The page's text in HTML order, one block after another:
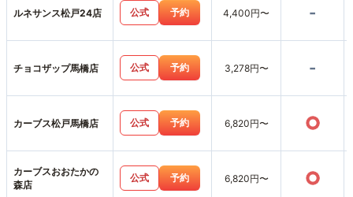
ルネサンス松戸24店 公式 予約 4,400円〜 -
チョコザップ馬橋店 公式 予約 3,278円〜 -
カーブス松戸馬橋店 公式 予約 6,820円〜 ○
カーブスおおたかの
森店
公式 予約 6,820円〜 ○